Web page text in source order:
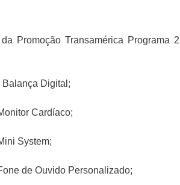
Promoção Transamérica Programa 2
Balança Digital;
Cardíaco;
System;
de Ouvido Personalizado;